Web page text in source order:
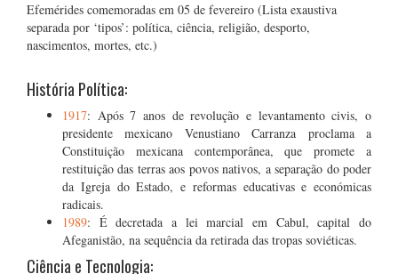
Efemérides comemoradas em 05 de fevereiro (Lista exaustiva
separada por ‘tipos’: política, ciência, religião, desporto,
nascimentos, mortes, etc.)
História Política:
1917: Após 7 anos de revolução e levantamento civis, o
presidente mexicano Venustiano Carranza proclama a
Constituição mexicana contemporânea, que promete a
restituição das terras aos povos nativos, a separação do poder
da Igreja do Estado, e reformas educativas e económicas
radicais.
1989: É decretada a lei marcial em Cabul, capital do
Afeganistão, na sequência da retirada das tropas soviéticas.
Ciência e Tecnologia: